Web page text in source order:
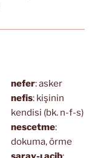
nefer: asker
nefis: kişinin
kendisi (bk. n-f-s)
nescetme:
dokuma, örme